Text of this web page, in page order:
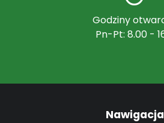
Godziny
Pn-Pt: 8.00 -
Nawigacja